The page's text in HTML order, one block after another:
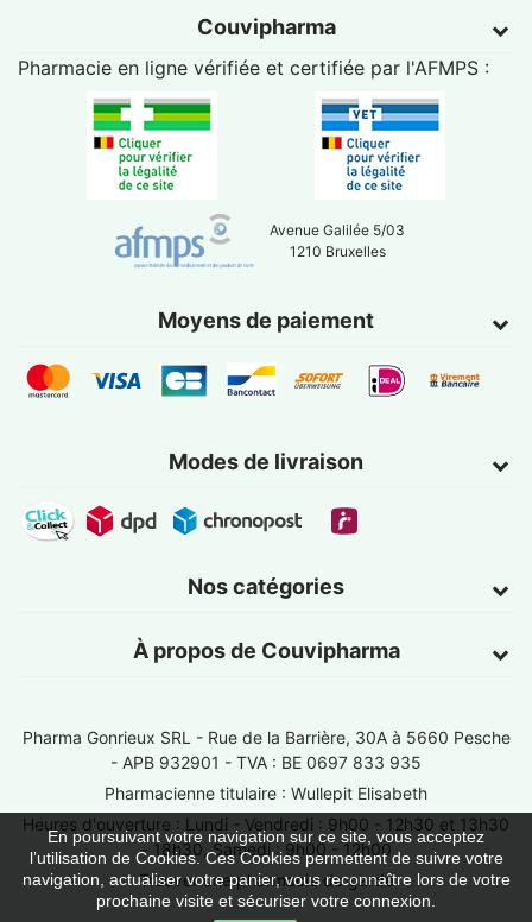
Couvipharma
Pharmacie en ligne vérifiée et certifiée par l'AFMPS :
Avenue Galilée 5/03
1210 Bruxelles
Moyens de paiement
Modes de livraison
Nos catégories
À propos de Couvipharma
En poursuivant votre navigation sur ce site, vous acceptez
l’utilisation de Cookies. Ces Cookies permettent de suivre votre
navigation, actualiser votre panier, vous reconnaître lors de votre
prochaine visite et sécuriser votre connexion.
Pharma Gonrieux SRL - Rue de la Barrière, 30A à 5660 Pesche
- APB 932901 - TVA : BE 0697 833 935
Pharmacienne titulaire : Wullepit Elisabeth
Heures d'ouverture : Lundi - Vendredi : 9h00 - 12h30 et 13h30
- 18h30, Samedi : 9h00 - 12h00
Trouver une pharmacie de garde